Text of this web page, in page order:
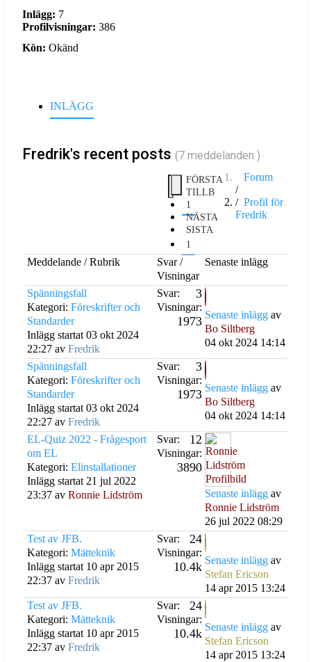
Inlägg: 7
Profilvisningar: 386
Kön: Okänd
INLÄGG
Fredrik's recent posts (7 meddelanden )
FÖRSTA
TILLB
1
NÄSTA
SISTA
1
Meddelande / Rubrik
Svar /
Visningar
Senaste inlägg
Spänningsfall
Kategori: Föreskrifter och
Standarder
Inlägg startat 03 okt 2024
22:27 av Fredrik
Svar: 3
Visningar:
1973 Senaste inlägg av
Bo Siltberg
04 okt 2024 14:14
Spänningsfall
Kategori: Föreskrifter och
Standarder
Inlägg startat 03 okt 2024
22:27 av Fredrik
Svar: 3
Visningar:
1973 Senaste inlägg av
Bo Siltberg
04 okt 2024 14:14
EL-Quiz 2022 - Frågesport
om EL
Kategori: Elinstallationer
Inlägg startat 21 jul 2022
23:37 av Ronnie Lidström
Svar: 12
Visningar:
3890
Senaste inlägg av
Ronnie Lidström
26 jul 2022 08:29
Test av JFB.
Kategori: Mätteknik
Inlägg startat 10 apr 2015
22:37 av Fredrik
Svar: 24
Visningar:
10.4k Senaste inlägg av
Stefan Ericson
14 apr 2015 13:24
Test av JFB.
Kategori: Mätteknik
Inlägg startat 10 apr 2015
22:37 av Fredrik
Svar: 24
Visningar:
10.4k Senaste inlägg av
Stefan Ericson
14 apr 2015 13:24
Forum
Profil för
Fredrik